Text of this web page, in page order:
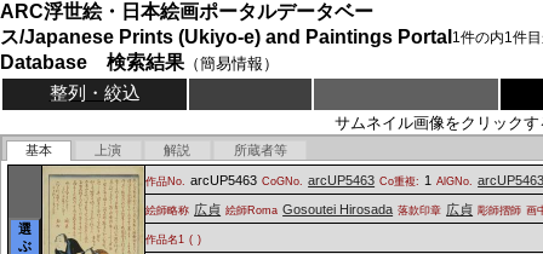
ARC浮世絵・日本絵画ポータルデータベー
ス/Japanese Prints (Ukiyo-e) and Paintings Portal
Database 検索結果（簡易情報）
1件の内1件
整列・絞込
サムネイル画像をクリック
基本 上演 解説 所蔵者等
選
ぶ
作品No. arcUP5463 CoGNo. arcUP5463 Co重複: 1 AlGNo.
絵師略称 広貞 絵師Roma Gosoutei Hirosada 落款印章 広貞 彫師摺師 画
作品名1 ( )